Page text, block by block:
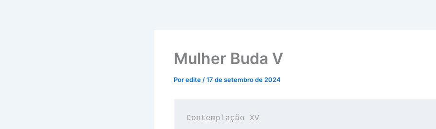
Mulher Buda V
Poredite /17 de setembro de 2024
Contemplação XV